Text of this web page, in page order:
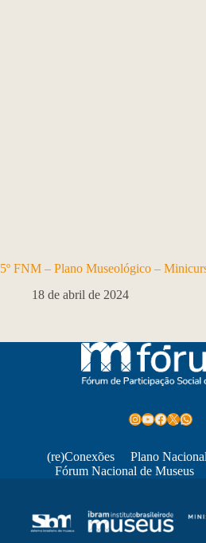
5º FNM – Plano Museológico –
18 de abril de 2024
Instagram
Youtube
Facebook
X
(re)Conexões
Plano
Fórum Nacional de Museus